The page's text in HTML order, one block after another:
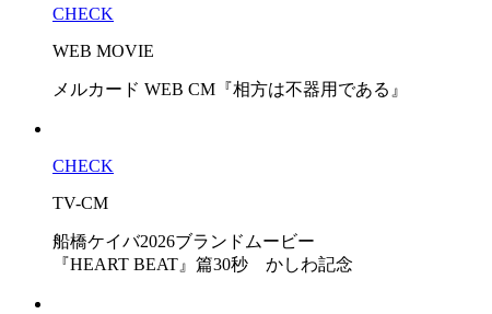
CHECK
WEB MOVIE
メルカード WEB CM『相方は不器用である』
CHECK
TV-CM
船橋ケイバ2026ブランドムービー
『HEART BEAT』篇30秒 かしわ記念